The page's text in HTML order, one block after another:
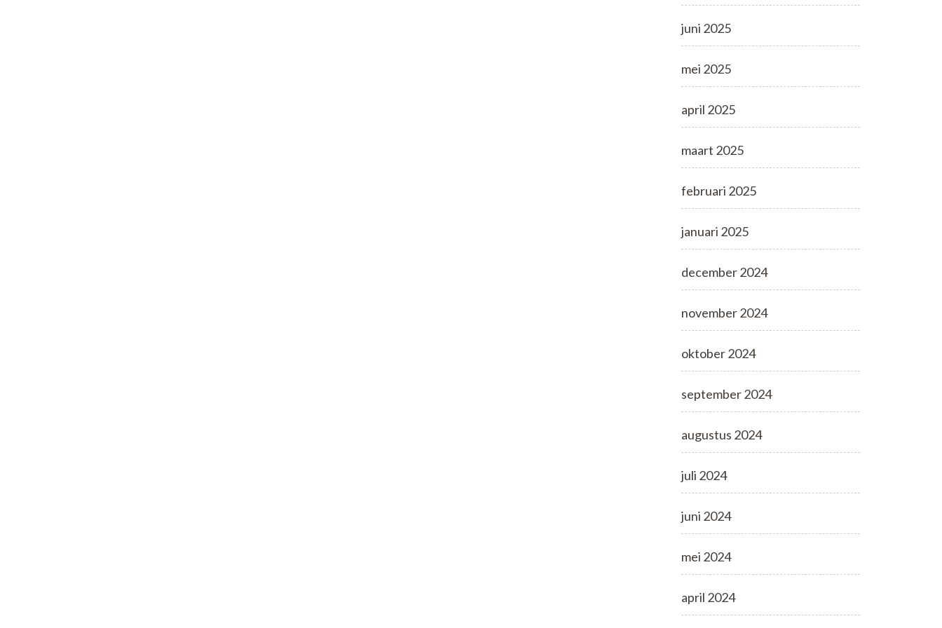
juni 2025
mei 2025
april 2025
maart 2025
februari 2025
januari 2025
december 2024
november 2024
oktober 2024
september 2024
augustus 2024
juli 2024
juni 2024
mei 2024
april 2024